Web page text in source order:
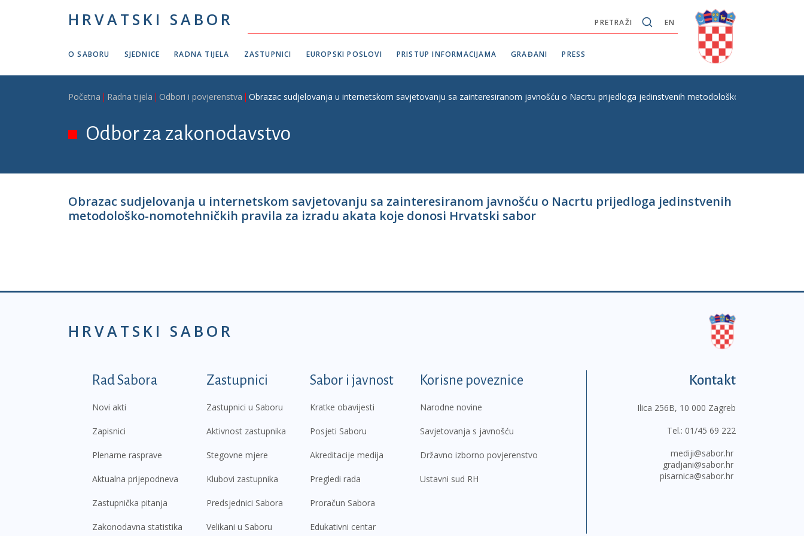
HRVATSKI SABOR EN
PRETRAŽI
O SABORU SJEDNICE RADNA TIJELA ZASTUPNICI EUROPSKI POSLOVI PRISTUP INFORMACIJAMA GRAĐANI PRESS
Breadcrumb
Početna Radna tijela Odbori i povjerenstva Obrazac sudjelovanja u internetskom savjetovanju sa zainteresiranom javnošću o Nacrtu prijedloga jedinstvenih metodološko-
Odbor za zakonodavstvo
Obrazac sudjelovanja u internetskom savjetovanju sa zainteresiranom javnošću o Nacrtu prijedloga jedinstvenih
metodološko-nomotehničkih pravila za izradu akata koje donosi Hrvatski sabor
HRVATSKI SABOR
Podnožje prvi izbornik
Rad Sabora
Novi akti
Zapisnici
Plenarne rasprave
Aktualna prijepodneva
Zastupnička pitanja
Zakonodavna statistika
Zastupnici
Zastupnici u Saboru
Aktivnost zastupnika
Stegovne mjere
Klubovi zastupnika
Predsjednici Sabora
Velikani u Saboru
Sabor i javnost
Kratke obavijesti
Posjeti Saboru
Akreditacije medija
Pregledi rada
Proračun Sabora
Edukativni centar
Korisne poveznice
Narodne novine
Savjetovanja s javnošću
Državno izborno povjerenstvo
Ustavni sud RH
Kontakt
Ilica 256B, 10 000 Zagreb
Tel.: 01/45 69 222
mediji@sabor.hr
gradjani@sabor.hr
pisarnica@sabor.hr